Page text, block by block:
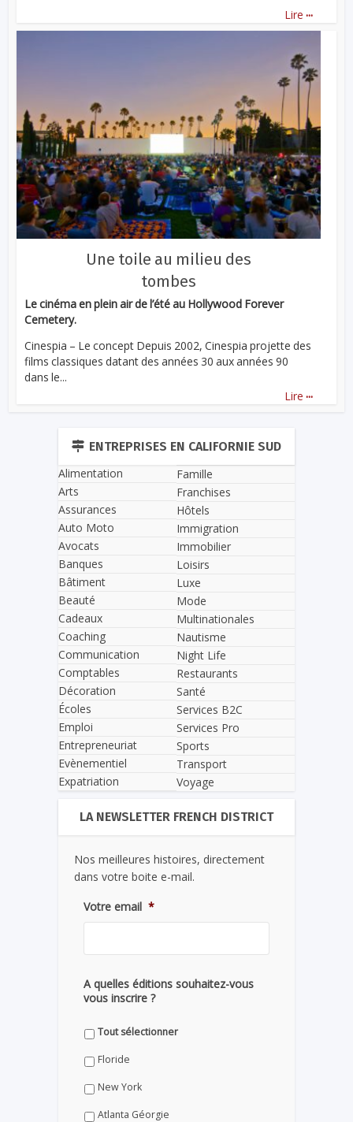
Lire ...
Une toile au milieu des
tombes
Le cinéma en plein air de l’été au Hollywood Forever
Cemetery.
Cinespia – Le concept Depuis 2002, Cinespia projette des
films classiques datant des années 30 aux années 90
dans le...
Lire ...
ENTREPRISES EN CALIFORNIE SUD
Alimentation
Arts
Assurances
Auto Moto
Avocats
Banques
Bâtiment
Beauté
Cadeaux
Coaching
Communication
Comptables
Décoration
Écoles
Emploi
Entrepreneuriat
Evènementiel
Expatriation
Famille
Franchises
Hôtels
Immigration
Immobilier
Loisirs
Luxe
Mode
Multinationales
Nautisme
Night Life
Restaurants
Santé
Services B2C
Services Pro
Sports
Transport
Voyage
LA NEWSLETTER FRENCH DISTRICT
Nos meilleures histoires, directement
dans votre boite e-mail.
Votre email *
A quelles éditions souhaitez-vous
vous inscrire ?
Tout sélectionner
Floride
New York
Atlanta Géorgie